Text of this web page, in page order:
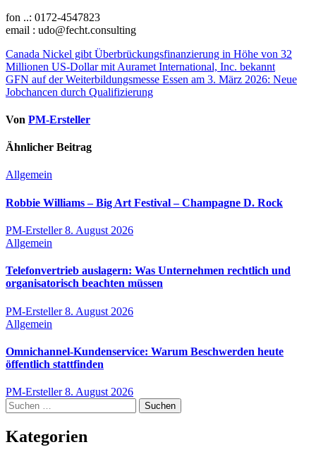
fon ..: 0172-4547823
email : udo@fecht.consulting
Beitragsnavigation
Canada Nickel gibt Überbrückungsfinanzierung in Höhe von 32
Millionen US-Dollar mit Auramet International, Inc. bekannt
GFN auf der Weiterbildungsmesse Essen am 3. März 2026: Neue
Jobchancen durch Qualifizierung
Von PM-Ersteller
Ähnlicher Beitrag
Allgemein
Robbie Williams – Big Art Festival – Champagne D. Rock
PM-Ersteller8. August 2026
Allgemein
Telefonvertrieb auslagern: Was Unternehmen rechtlich und
organisatorisch beachten müssen
PM-Ersteller8. August 2026
Allgemein
Omnichannel-Kundenservice: Warum Beschwerden heute
öffentlich stattfinden
PM-Ersteller8. August 2026
Suchen
nach:
Kategorien